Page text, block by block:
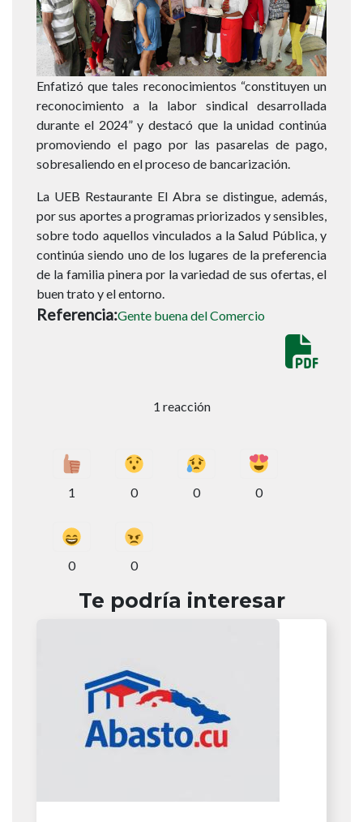
Enfatizó que tales reconocimientos “constituyen un
reconocimiento a la labor sindical desarrollada
durante el 2024” y destacó que la unidad continúa
promoviendo el pago por las pasarelas de pago,
sobresaliendo en el proceso de bancarización.
La UEB Restaurante El Abra se distingue, además,
por sus aportes a programas priorizados y sensibles,
sobre todo aquellos vinculados a la Salud Pública, y
continúa siendo uno de los lugares de la preferencia
de la familia pinera por la variedad de sus ofertas, el
buen trato y el entorno.
Referencia Gente buena del Comercio
1 reacción
1 0 0 0
0 0
Te podría interesar